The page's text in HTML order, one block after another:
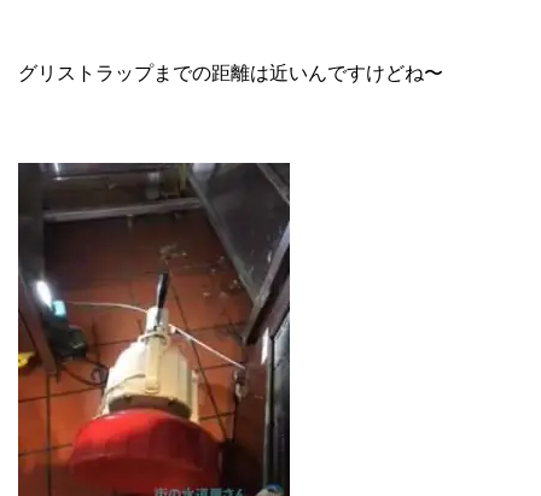
グリストラップまでの距離は近いんですけどね〜